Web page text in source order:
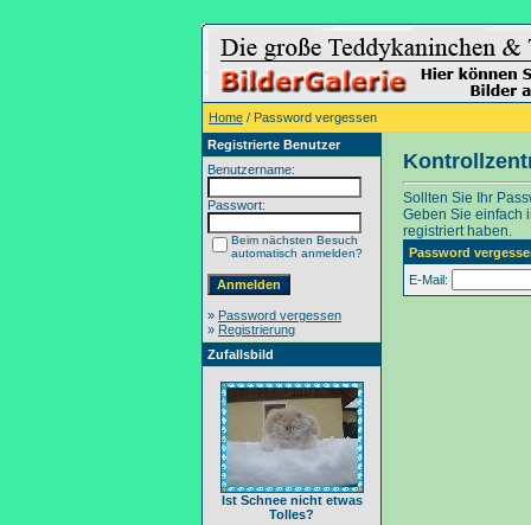
Home / Password vergessen
Registrierte Benutzer
Benutzername:
Passwort:
Beim nächsten Besuch
automatisch anmelden?
» Password vergessen
» Registrierung
Zufallsbild
Ist Schnee nicht etwas
Tolles?
Sollten Sie Ihr
Geben Sie einfach
registriert haben.
Password
E-Mail: